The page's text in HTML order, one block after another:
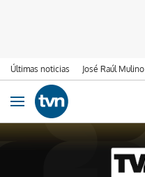
Últimas noticias José Raúl Mulino
Ir al contenido
Obrir navegació